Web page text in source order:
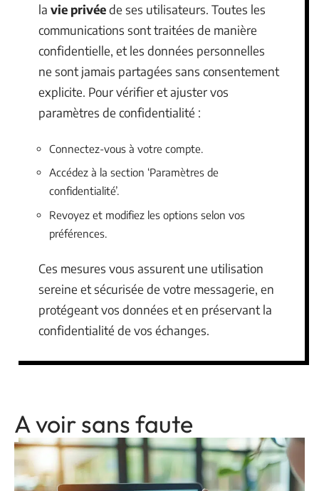
la vie privéede ses utilisateurs. Toutes les
communications sont traitées de manière
confidentielle, et les données personnelles
ne sont jamais partagées sans consentement
explicite. Pour vérifier et ajuster vos
paramètres de confidentialité :
Connectez-vous à votre compte.
Accédez à la section ‘Paramètres de
confidentialité’.
Revoyez et modifiez les options selon vos
préférences.
Ces mesures vous assurent une utilisation
sereine et sécurisée de votre messagerie, en
protégeant vos données et en préservant la
confidentialité de vos échanges.
A voir sans faute